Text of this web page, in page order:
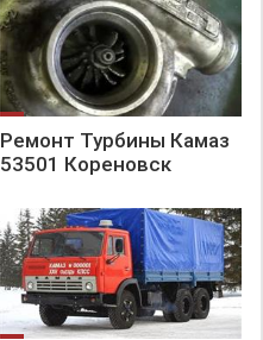
Ремонт Турбины Камаз
53501 Кореновск